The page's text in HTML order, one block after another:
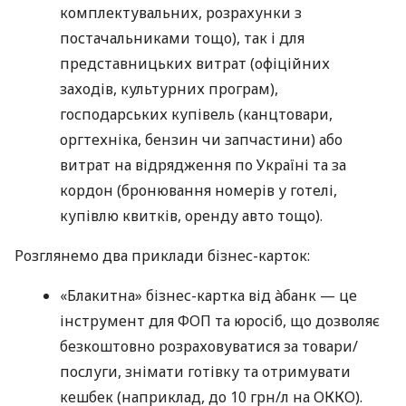
комплектувальних, розрахунки з
постачальниками тощо), так і для
представницьких витрат (офіційних
заходів, культурних програм),
господарських купівель (канцтовари,
оргтехніка, бензин чи запчастини) або
витрат на відрядження по Україні та за
кордон (бронювання номерів у готелі,
купівлю квитків, оренду авто тощо).
Розглянемо два приклади бізнес-карток:
«Блакитна» бізнес-картка від àбанк — це
інструмент для ФОП та юросіб, що дозволяє
безкоштовно розраховуватися за товари/
послуги, знімати готівку та отримувати
кешбек (наприклад, до 10 грн/л на ОККО).